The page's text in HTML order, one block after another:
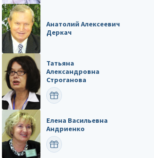
Анатолий Алексеевич
Деркач
Татьяна
Александровна
Строганова
ПОЗДРАВИТЬ
Елена Васильевна
Андриенко
ПОЗДРАВИТЬ